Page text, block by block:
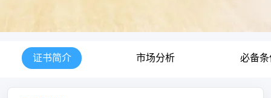
证书简介 市场分析 必备条